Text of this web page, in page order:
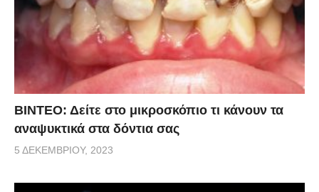
ΒΙΝΤΕΟ: Δείτε στο μικροσκόπιο τι κάνουν τα
αναψυκτικά στα δόντια σας
5 ΔΕΚΕΜΒΡΊΟΥ, 2023